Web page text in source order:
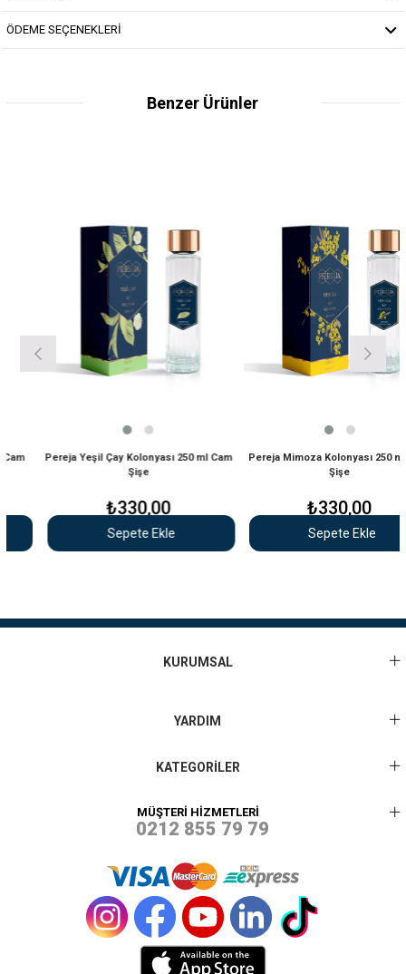
ÖDEME SEÇENEKLERİ
Benzer Ürünler
Pereja Yeşil Çay Kolonyası 250 ml Cam
Şişe
₺330,00
Sepete Ekle
Pereja Mimoza Kolonyası 250 ml
Şişe
₺330,00
Sepete Ekle
KURUMSAL
YARDIM
KATEGORİLER
MÜŞTERİ HİZMETLERİ
0212 855 79 79